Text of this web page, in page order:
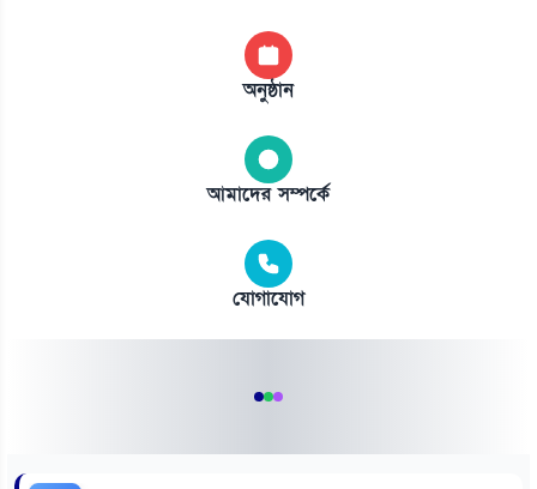
অনুষ্ঠান
আমাদের সম্পর্কে
যোগাযোগ